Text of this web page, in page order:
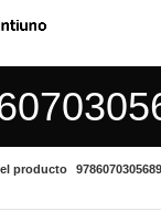
producto
9786070305689